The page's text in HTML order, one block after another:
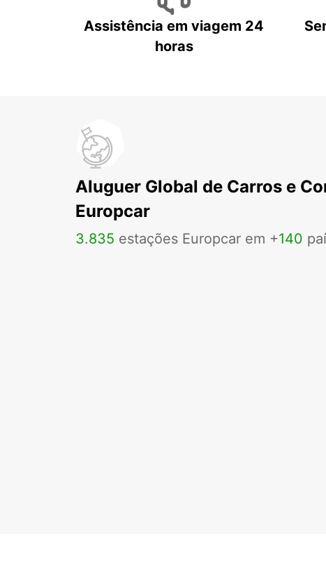
Assistência em viagem 24
horas
Aluguer Global de Carros e
Europcar
3.835 estações Europcar em +140